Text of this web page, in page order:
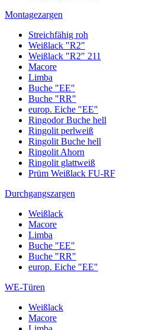
Montagezargen
Streichfähig roh
Weißlack "R2"
Weißlack "R2" 211
Macore
Limba
Buche "EE"
Buche "RR"
europ. Eiche "EE"
Ringodor Buche hell
Ringolit perlweiß
Ringolit Buche hell
Ringolit Ahorn
Ringolit glattweiß
Prüm Weißlack FU-RF
Durchgangszargen
Weißlack
Macore
Limba
Buche "EE"
Buche "RR"
europ. Eiche "EE"
WE-Türen
Weißlack
Macore